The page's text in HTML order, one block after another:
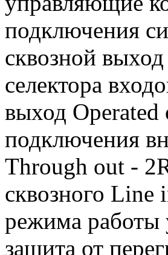
подключения
сквозной
селектора
выход Operated
подключения
Through out -
сквозного Line
режима работы
защита от